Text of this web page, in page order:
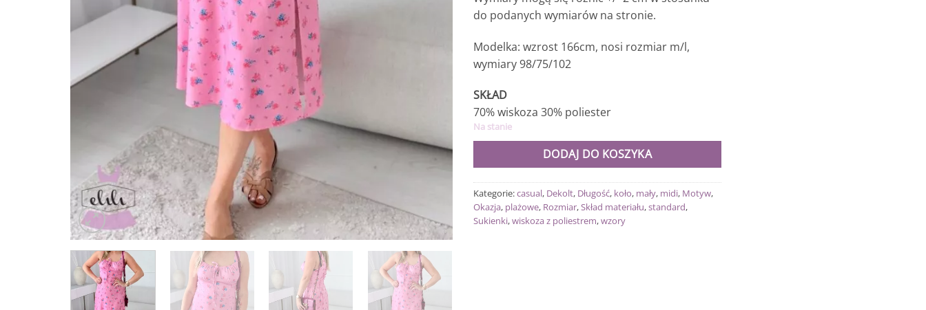
do podanych wymiarów na stronie.
Modelka: wzrost 166cm, nosi rozmiar m/l,
wymiary 98/75/102
SKŁAD
70% wiskoza 30% poliester
Na stanie
DODAJ DO KOSZYKA
Kategorie:casual, Dekolt, Długość, koło, mały, midi, Motyw,
Okazja, plażowe, Rozmiar,Skład materiału,standard,
Sukienki,wiskoza z poliestrem,wzory